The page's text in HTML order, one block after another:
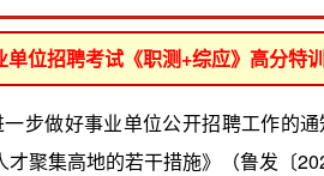
单位招聘考试《职测+综应》高分特
做好事业单位公开招聘工作的通
才聚集高地的若干措施》（鲁发〔